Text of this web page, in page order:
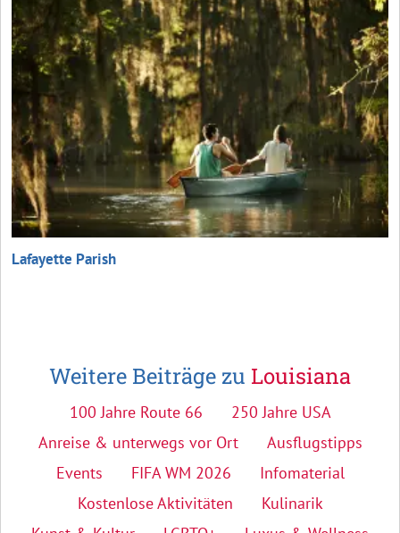
Lafayette Parish
Weitere Beiträge zu Louisiana
100 Jahre Route 66
250 Jahre USA
Anreise & unterwegs vor Ort
Ausflugstipps
Events
FIFA WM 2026
Infomaterial
Kostenlose Aktivitäten
Kulinarik